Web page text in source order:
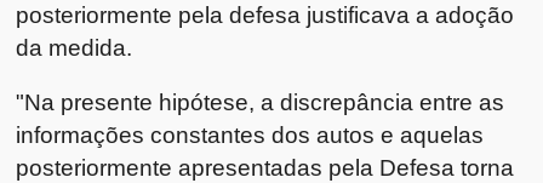
posteriormente pela defesa justificava a adoção
da medida.
"Na presente hipótese, a discrepância entre as
informações constantes dos autos e aquelas
posteriormente apresentadas pela Defesa torna